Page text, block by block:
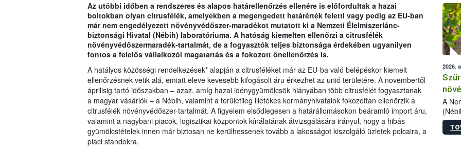
Az utóbbi időben a rendszeres és alapos határellenőrzés ellenére is előfordultak a hazai
boltokban olyan citrusfélék, amelyekben a megengedett határérték feletti vagy pedig az EU-ban
már nem engedélyezett növényvédőszer-maradékot mutatott ki a Nemzeti Élelmiszerlánc-
biztonsági Hivatal (Nébih) laboratóriuma. A hatóság kiemelten ellenőrzi a citrusfélék
növényvédőszermaradék-tartalmát, de a fogyasztók teljes biztonsága érdekében ugyanilyen
fontos a felelős vállalkozói magatartás és a fokozott önellenőrzés is.
A hatályos közösségi rendelkezések* alapján a citrusféléket már az EU-ba való belépéskor kiemelt
ellenőrzésnek vetik alá, emiatt eleve kevesebb kifogásolt áru érkezhet az unió területére. A novembertől
áprilisig tartó időszakban – azaz, amíg hazai idénygyümölcsök hiányában több citrusfélét fogyasztanak
a magyar vásárlók – a Nébih, valamint a területileg illetékes kormányhivatalok fokozottan ellenőrzik a
citrusfélék növényvédőszer-tartalmát. A figyelem elsődlegesen a határállomásokon beáramló import áru,
valamint a nagybani piacok, logisztikai központok kínálatának átvizsgálására irányul, hogy a hibás
gyümölcstételek innen már biztosan ne kerülhessenek tovább a lakosságot kiszolgáló üzletek polcaira, a
piaci standokra.
2026.
A